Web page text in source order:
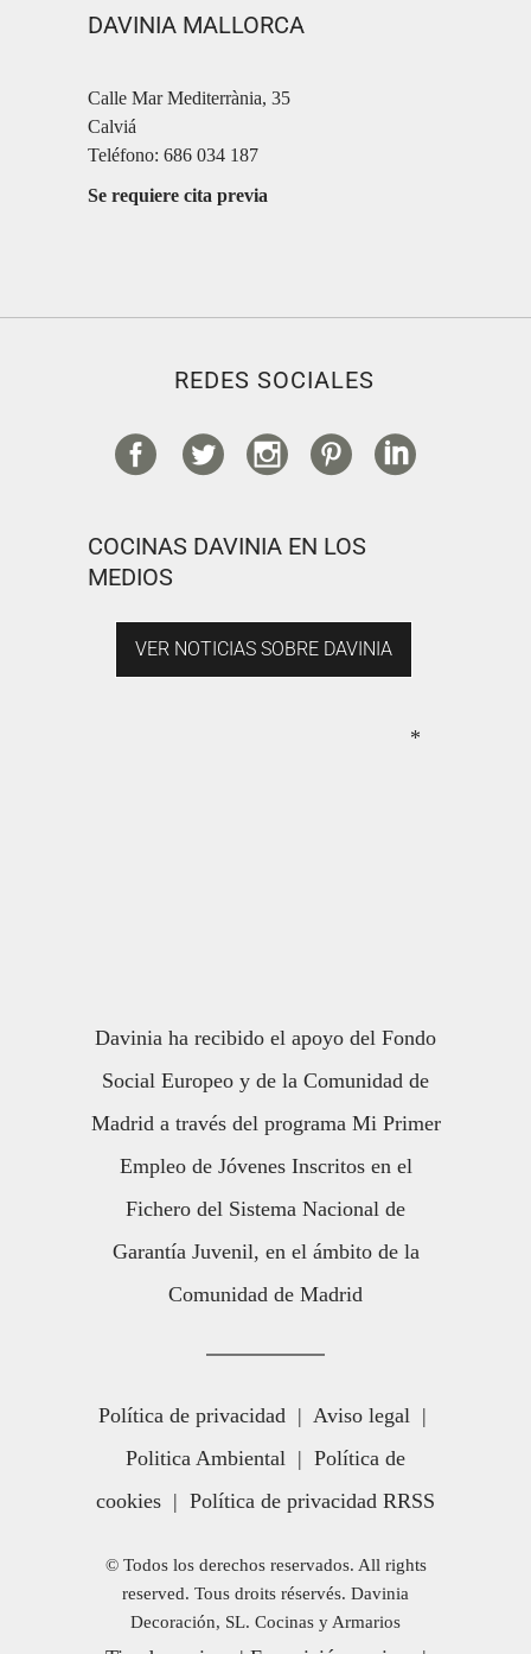
DAVINIA MALLORCA
Calle Mar Mediterrània, 35
Calviá
Teléfono: 686 034 187
Se requiere cita previa
REDES SOCIALES
COCINAS DAVINIA EN LOS
MEDIOS
VER NOTICIAS SOBRE DAVINIA
*
Davinia ha recibido el apoyo del Fondo
Social Europeo y de la Comunidad de
Madrid a través del programa Mi Primer
Empleo de Jóvenes Inscritos en el
Fichero del Sistema Nacional de
Garantía Juvenil, en el ámbito de la
Comunidad de Madrid
Política de privacidad | Aviso legal |
Politica Ambiental | Política de
cookies | Política de privacidad RRSS
© Todos los derechos reservados. All rights
reserved. Tous droits réservés. Davinia
Decoración, SL. Cocinas y Armarios